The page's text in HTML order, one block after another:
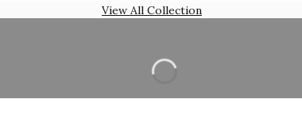
View All Collection